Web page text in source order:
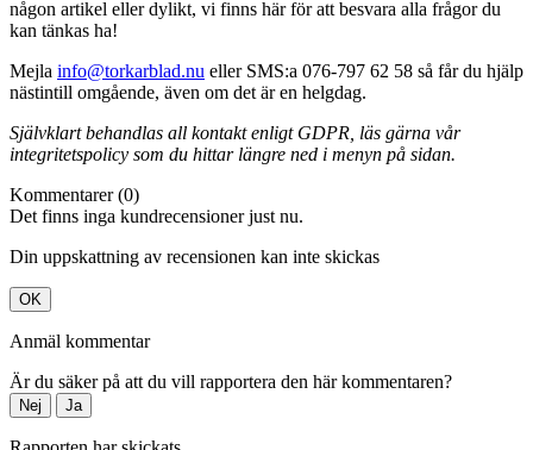
någon artikel eller dylikt, vi finns här för att besvara alla frågor du
kan tänkas ha!
Mejla info@torkarblad.nu eller SMS:a 076-797 62 58 så får du hjälp
nästintill omgående, även om det är en helgdag.
Självklart behandlas all kontakt enligt GDPR, läs gärna vår
integritetspolicy som du hittar längre ned i menyn på sidan.
Kommentarer (0)
Det finns inga kundrecensioner just nu.
Din uppskattning av recensionen kan inte skickas
OK
Anmäl kommentar
Är du säker på att du vill rapportera den här kommentaren?
Nej Ja